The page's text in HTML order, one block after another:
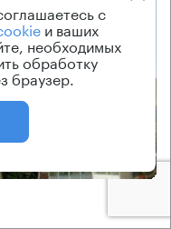
с
и ваших
необходимых
обработку
браузер.